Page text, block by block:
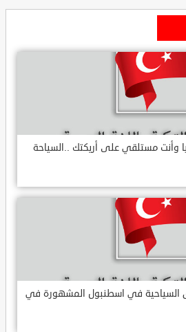
وأنت مستلقي على أريكتك ..السياحة
السياحية في اسطنبول المشهورة في